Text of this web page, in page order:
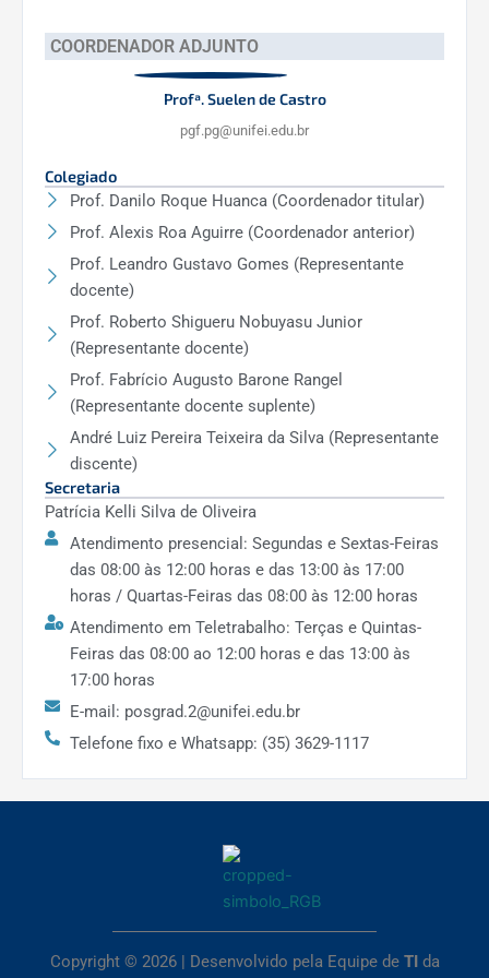
surgir outra bolsa e esta ser
redistribuída?
cotas de bolsas, estas são distribuídas
entre os candidatos classificados no
Edital de bolsa vigente.
8) Em que época é feita a seleção do
mestrado em Física da UNIFEI?
Os processos seletivos para ingresso e
seleção de bolsistas acontecem duas
vezes por ano, usualmente entre outubro
a janeiro, para ingresso em março, e entre
abril e julho, para ingresso em agosto.
9) Como é o processo de distribuição de
bolsas de estudo?
As bolsas de estudo são distribuídas de
acordo à classificação no processo
candidatos, e em ordem decrescente.
10) Quantos créditos são obrigatórios
no programa e como estes podem ser
cumpridos?
Para integralização do curso, o aluno
disciplinas e atividades, sendo 1 (um)
crédito equivalente a 15 (quinze) horas-
aula. A única disciplina obrigatória é
Mecânica Quântica. Os restantes dos
créditos podem ser complementados
COORDENADOR ADJUNTO
Profª. Suelen de Castro
pgf.pg@unifei.edu.br
Colegiado
Prof. Danilo Roque Huanca (Coordenador titular)
Prof. Alexis Roa Aguirre (Coordenador anterior)
Prof. Leandro Gustavo Gomes (Representante
docente)
Prof. Roberto Shigueru Nobuyasu Junior
(Representante docente)
Prof. Fabrício Augusto Barone Rangel
(Representante docente suplente)
André Luiz Pereira Teixeira da Silva (Representante
discente)
Secretaria
Patrícia Kelli Silva de Oliveira
Atendimento presencial: Segundas e Sextas-Feiras
das 08:00 às 12:00 horas e das 13:00 às 17:00
horas / Quartas-Feiras das 08:00 às 12:00 horas
Atendimento em Teletrabalho: Terças e Quintas-
Feiras das 08:00 ao 12:00 horas e das 13:00 às
17:00 horas
E-mail: posgrad.2@unifei.edu.br
Telefone fixo e Whatsapp: (35) 3629-1117
Copyright © 2026 | Desenvolvido pela Equipe de TI da